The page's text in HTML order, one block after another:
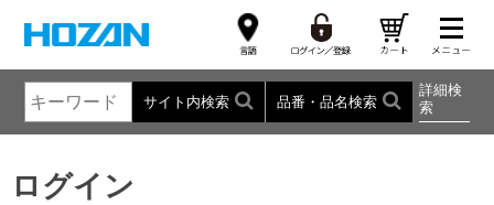
サイト内検索 品番・品名検索
詳細検
索
ログイン